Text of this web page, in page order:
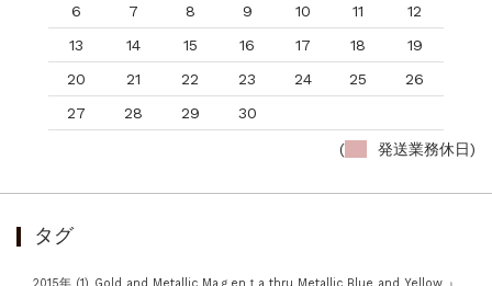
6
7 8 9 10 11
12
13
14 15 16 17 18
19
20
21 22 23 24 25
26
27
28 29 30
( 発送業務休日)
タグ